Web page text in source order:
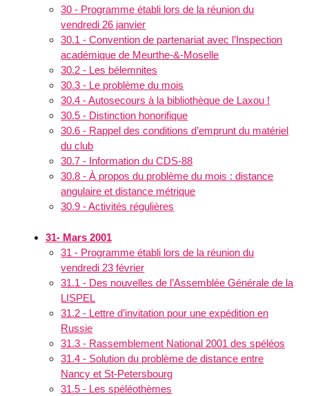
30 - Programme établi lors de la réunion du
vendredi 26 janvier
30.1 - Convention de partenariat avec l’Inspection
académique de Meurthe-&-Moselle
30.2 - Les bélemnites
30.3 - Le problème du mois
30.4 - Autosecours à la bibliothèque de Laxou !
30.5 - Distinction honorifique
30.6 - Rappel des conditions d’emprunt du matériel
du club
30.7 - Information du CDS-88
30.8 - À propos du problème du mois : distance
angulaire et distance métrique
30.9 - Activités régulières
31- Mars 2001
31 - Programme établi lors de la réunion du
vendredi 23 février
31.1 - Des nouvelles de l’Assemblée Générale de la
LISPEL
31.2 - Lettre d’invitation pour une expédition en
Russie
31.3 - Rassemblement National 2001 des spéléos
31.4 - Solution du problème de distance entre
Nancy et St-Petersbourg
31.5 - Les spéléothèmes